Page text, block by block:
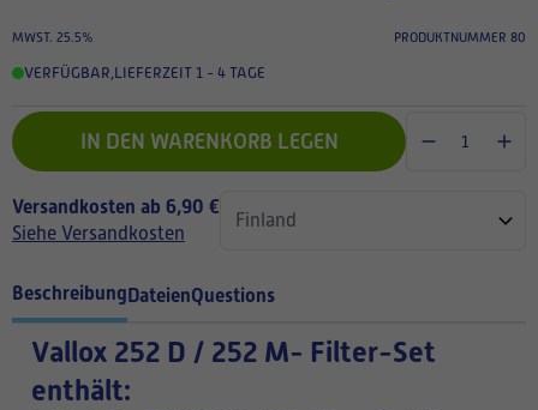
MWST. 25.5% PRODUKTNUMMER 80
VERFÜGBAR,LIEFERZEIT 1 - 4 TAGE
IN DEN WARENKORB LEGEN
Versandkosten ab 6,90 €
Siehe Versandkosten
BeschreibungDateienQuestions
Vallox 252 D / 252 M- Filter-Set
enthält: